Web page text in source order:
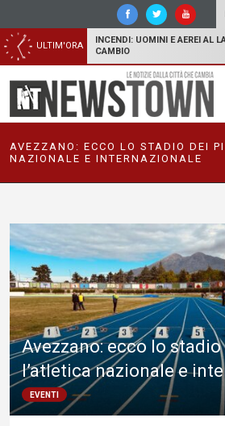
ULTIM'ORA
INCENDI: UOMINI E AEREI AL
CAMBIO
AVEZZANO: ECCO LO STADIO DEI
NAZIONALE E INTERNAZIONALE
Avezzano: ecco lo
l’atletica nazionale e
EVENTI